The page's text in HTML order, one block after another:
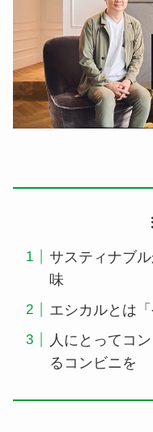
サスティナブ
味
エシカルとは
人にとってコ
るコンビニを